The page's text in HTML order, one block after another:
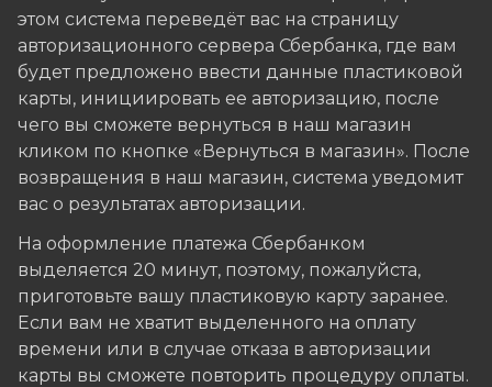
этом система переведёт вас на страницу
авторизационного сервера Сбербанка, где вам
будет предложено ввести данные пластиковой
карты, инициировать ее авторизацию, после
чего вы сможете вернуться в наш магазин
кликом по кнопке «Вернуться в магазин». После
возвращения в наш магазин, система уведомит
вас о результатах авторизации.
На оформление платежа Сбербанком
выделяется 20 минут, поэтому, пожалуйста,
приготовьте вашу пластиковую карту заранее.
Если вам не хватит выделенного на оплату
времени или в случае отказа в авторизации
карты вы сможете повторить процедуру оплаты.